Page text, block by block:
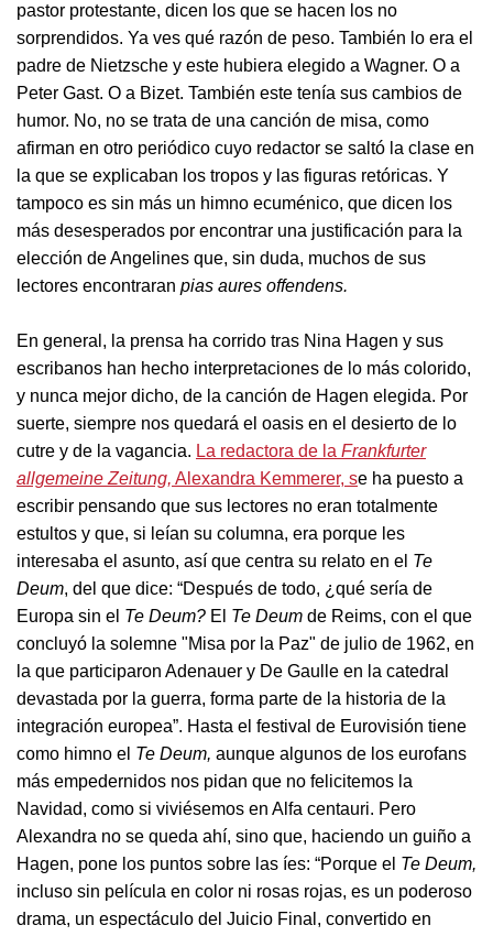
pastor protestante, dicen los que se hacen los no
sorprendidos. Ya ves qué razón de peso. También lo era el
padre de Nietzsche y este hubiera elegido a Wagner. O a
Peter Gast. O a Bizet. También este tenía sus cambios de
humor. No, no se trata de una canción de misa, como
afirman en otro periódico cuyo redactor se saltó la clase en
la que se explicaban los tropos y las figuras retóricas. Y
tampoco es sin más un himno ecuménico, que dicen los
más desesperados por encontrar una justificación para la
elección de Angelines que, sin duda, muchos de sus
lectores encontraran pias aures offendens.
En general, la prensa ha corrido tras Nina Hagen y sus
escribanos han hecho interpretaciones de lo más colorido,
y nunca mejor dicho, de la canción de Hagen elegida. Por
suerte, siempre nos quedará el oasis en el desierto de lo
cutre y de la vagancia. La redactora de la Frankfurter
allgemeine Zeitung, Alexandra Kemmerer, se ha puesto a
escribir pensando que sus lectores no eran totalmente
estultos y que, si leían su columna, era porque les
interesaba el asunto, así que centra su relato en el Te
Deum, del que dice: “Después de todo, ¿qué sería de
Europa sin el Te Deum? El Te Deum de Reims, con el que
concluyó la solemne "Misa por la Paz" de julio de 1962, en
la que participaron Adenauer y De Gaulle en la catedral
devastada por la guerra, forma parte de la historia de la
integración europea”. Hasta el festival de Eurovisión tiene
como himno el Te Deum, aunque algunos de los eurofans
más empedernidos nos pidan que no felicitemos la
Navidad, como si viviésemos en Alfa centauri. Pero
Alexandra no se queda ahí, sino que, haciendo un guiño a
Hagen, pone los puntos sobre las íes: “Porque el Te Deum,
incluso sin película en color ni rosas rojas, es un poderoso
drama, un espectáculo del Juicio Final, convertido en